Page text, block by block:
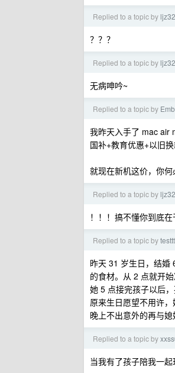
Replied to a topic by
？？？
Replied to a topic by
无病呻吟~
Replied to a topic by
我昨天入手了 mac air
国补+教育优惠+以旧
就现在新机这价，你
Replied to a topic by
！！！搞不懂你到底
Replied to a topic by
昨天 31 岁生日，结婚
的食材。从 2 点就开始
她 5 点接完孩子以后
原来生日愿望不用许，
晚上不出意外的再与
Replied to a topic by
当我有了孩子陪我一